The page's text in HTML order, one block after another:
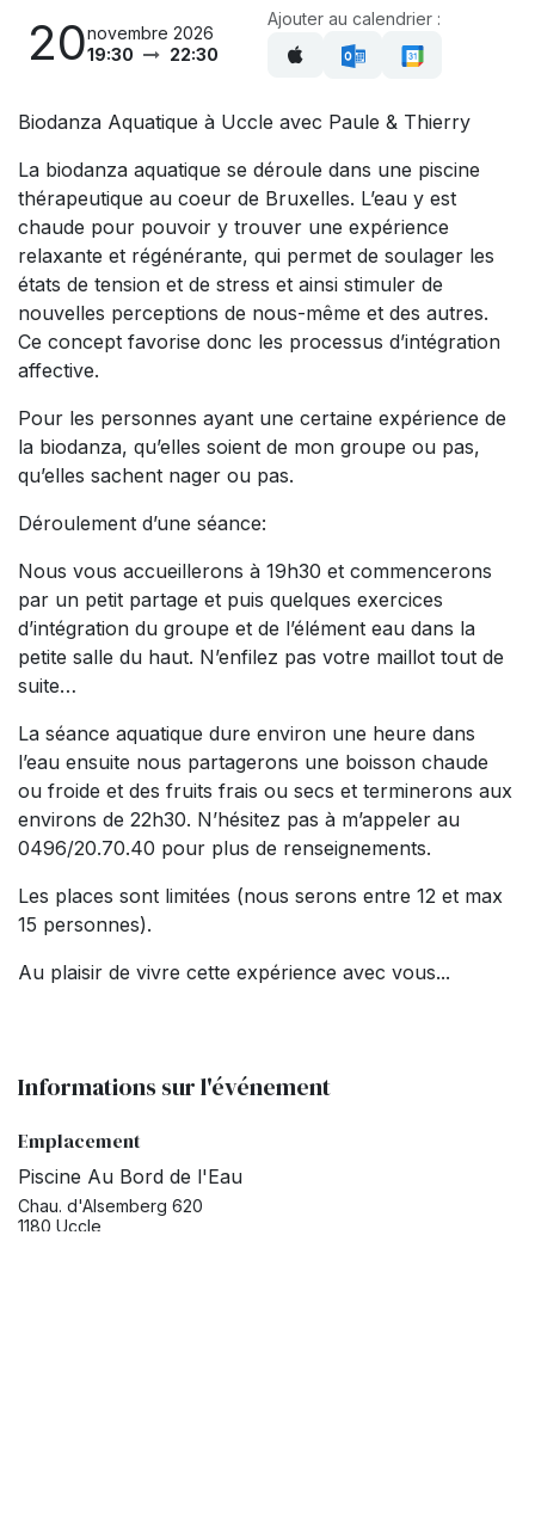
20novembre 2026
19:30
22:30
Ajouter au calendrier :
Biodanza Aquatique à Uccle avec Paule & Thierry
La biodanza aquatique se déroule dans une piscine
thérapeutique au coeur de Bruxelles. L’eau y est
chaude pour pouvoir y trouver une expérience
relaxante et régénérante, qui permet de soulager les
états de tension et de stress et ainsi stimuler de
nouvelles perceptions de nous-même et des autres.
Ce concept favorise donc les processus d’intégration
affective.
Pour les personnes ayant une certaine expérience de
la biodanza, qu’elles soient de mon groupe ou pas,
qu’elles sachent nager ou pas.
Déroulement d’une séance:
Nous vous accueillerons à 19h30 et commencerons
par un petit partage et puis quelques exercices
d’intégration du groupe et de l’élément eau dans la
petite salle du haut. N’enfilez pas votre maillot tout de
suite…
La séance aquatique dure environ une heure dans
l’eau ensuite nous partagerons une boisson chaude
ou froide et des fruits frais ou secs et terminerons aux
environs de 22h30. N’hésitez pas à m’appeler au
0496/20.70.40 pour plus de renseignements.
Les places sont limitées (nous serons entre 12 et max
15 personnes).
Au plaisir de vivre cette expérience avec vous...
Informations sur l'événement
Emplacement
Piscine Au Bord de l'Eau
Chau. d'Alsemberg 620
1180 Uccle